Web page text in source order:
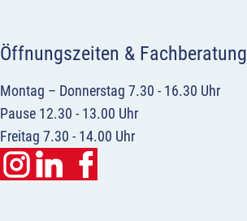
Öffnungszeiten & Fachberatung
Montag – Donnerstag 7.30 - 16.30 Uhr
Pause 12.30 - 13.00 Uhr
Freitag 7.30 - 14.00 Uhr